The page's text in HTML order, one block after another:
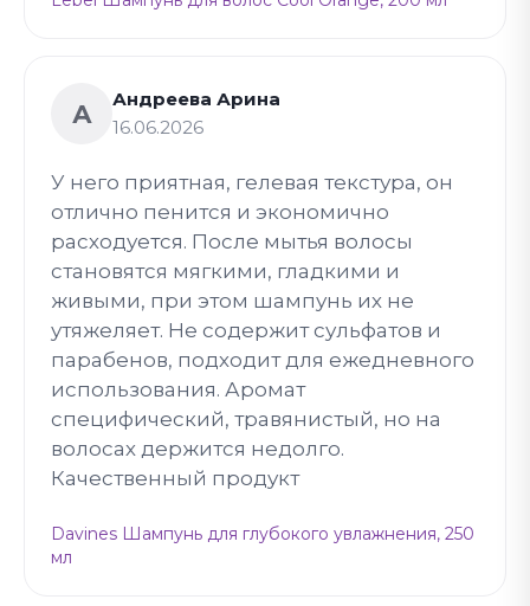
А
Андреева Арина
16.06.2026
У него приятная, гелевая текстура, он
отлично пенится и экономично
расходуется. После мытья волосы
становятся мягкими, гладкими и
живыми, при этом шампунь их не
утяжеляет. Не содержит сульфатов и
парабенов, подходит для ежедневного
использования. Аромат
специфический, травянистый, но на
волосах держится недолго.
Качественный продукт
Davines Шампунь для глубокого увлажнения, 250
мл